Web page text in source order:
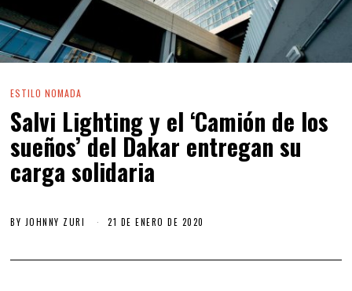
ESTILO NOMADA
Salvi Lighting y el ‘Camión de los
sueños’ del Dakar entregan su
carga solidaria
BY JOHNNY ZURI 21 DE ENERO DE 2020